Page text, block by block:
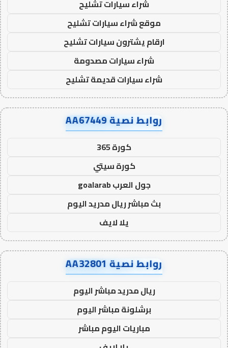
شراء سيارات تشليح
موقع شراء سيارات تشليح
ارقام يشترون سيارات تشليح
شراء سيارات مصدومة
شراء سيارات قديمة تشليح
روابط نصية AA67449
كورة 365
كورة سيتي
جول العرب goalarab
بث مباشر ريال مدريد اليوم
يلا لايف
روابط نصية AA32801
ريال مدريد مباشر اليوم
برشلونة مباشر اليوم
مباريات اليوم مباشر